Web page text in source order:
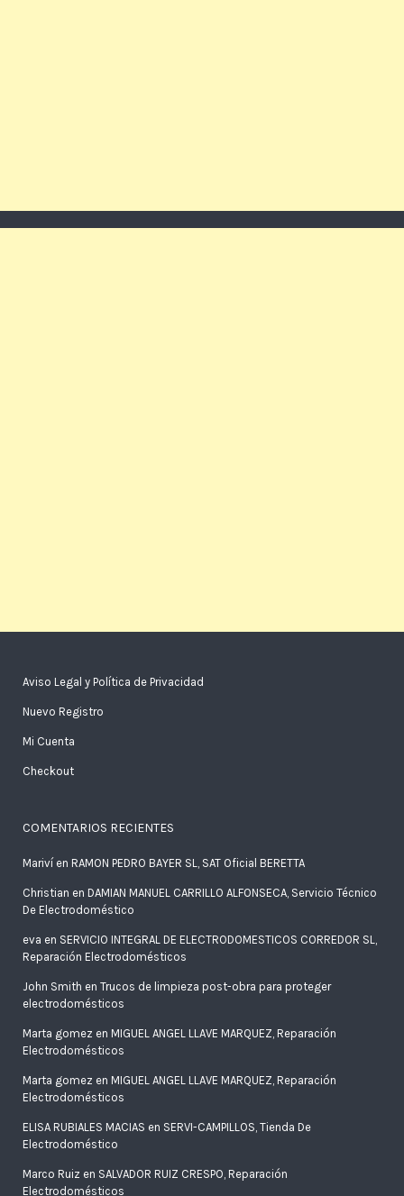
Aviso Legal y Política de Privacidad
Nuevo Registro
Mi Cuenta
Checkout
COMENTARIOS RECIENTES
Marivíen RAMON PEDRO BAYER SL, SAT Oficial BERETTA
Christian en DAMIAN MANUEL CARRILLO ALFONSECA, Servicio Técnico
De Electrodoméstico
eva en SERVICIO INTEGRAL DE ELECTRODOMESTICOS CORREDOR SL,
Reparación Electrodomésticos
John Smith en Trucos de limpieza post-obra para proteger
electrodomésticos
Marta gomez en MIGUEL ANGEL LLAVE MARQUEZ, Reparación
Electrodomésticos
Marta gomez en MIGUEL ANGEL LLAVE MARQUEZ, Reparación
Electrodomésticos
ELISA RUBIALES MACIAS en SERVI-CAMPILLOS, Tienda De
Electrodoméstico
Marco Ruiz en SALVADOR RUIZ CRESPO, Reparación
Electrodomésticos